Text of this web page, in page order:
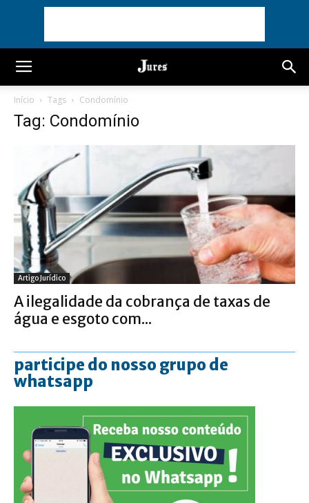
Início Tags Condomínio
Tag: Condomínio
Artigo Jurídico
A ilegalidade da cobrança de taxas de
água e esgoto com...
participe do nosso grupo de
whatsapp